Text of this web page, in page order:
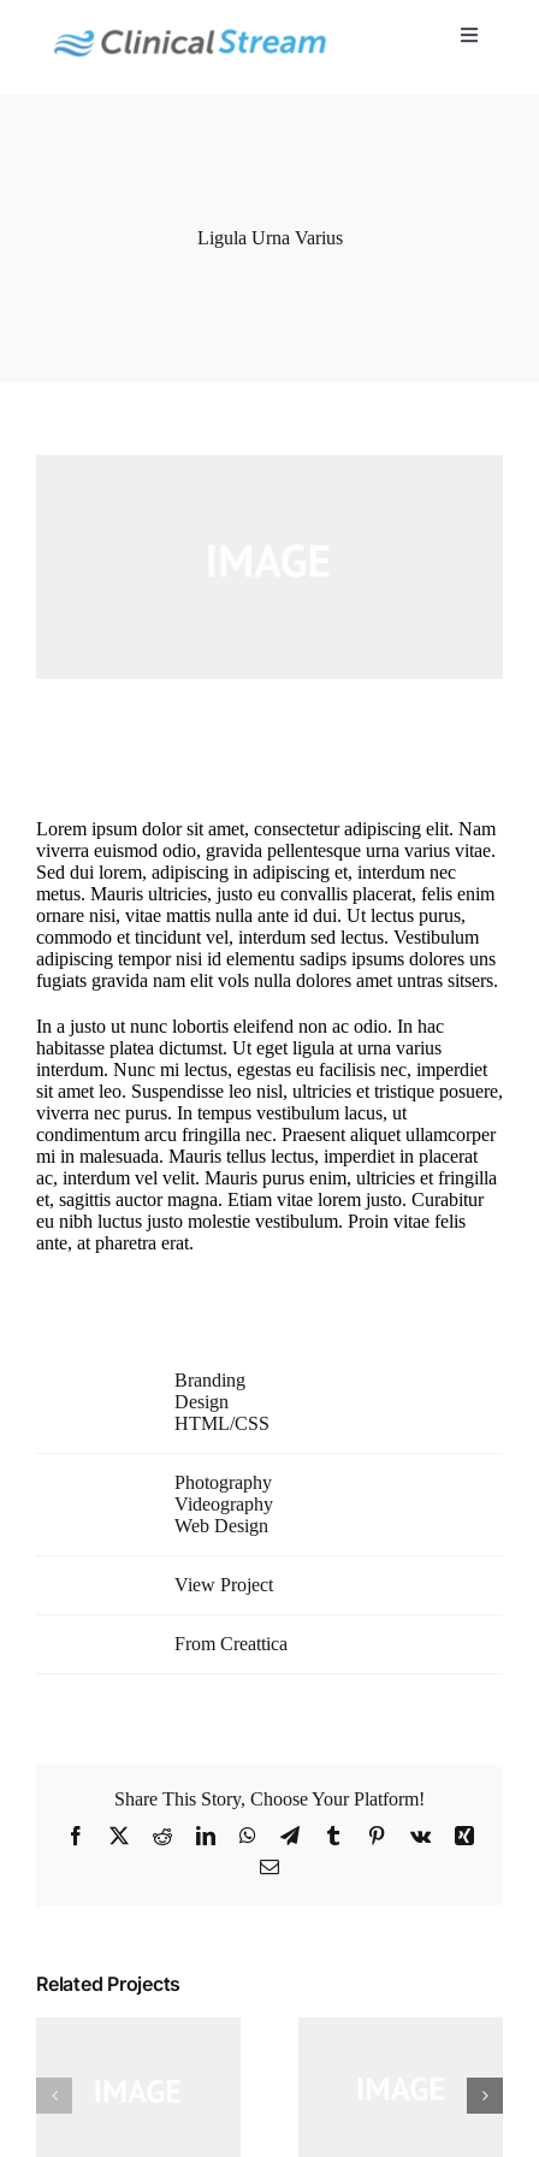
content
Toggle
Ligula Urna Varius
Lorem ipsum dolor sit amet, consectetur adipiscing elit. Nam
viverra euismod odio, gravida pellentesque urna varius vitae.
Sed dui lorem, adipiscing in adipiscing et, interdum nec
metus. Mauris ultricies, justo eu convallis placerat, felis enim
ornare nisi, vitae mattis nulla ante id dui. Ut lectus purus,
commodo et tincidunt vel, interdum sed lectus. Vestibulum
adipiscing tempor nisi id elementu sadips ipsums dolores uns
fugiats gravida nam elit vols nulla dolores amet untras sitsers.
In a justo ut nunc lobortis eleifend non ac odio. In hac
habitasse platea dictumst. Ut eget ligula at urna varius
interdum. Nunc mi lectus, egestas eu facilisis nec, imperdiet
sit amet leo. Suspendisse leo nisl, ultricies et tristique posuere,
viverra nec purus. In tempus vestibulum lacus, ut
condimentum arcu fringilla nec. Praesent aliquet ullamcorper
mi in malesuada. Mauris tellus lectus, imperdiet in placerat
ac, interdum vel velit. Mauris purus enim, ultricies et fringilla
et, sagittis auctor magna. Etiam vitae lorem justo. Curabitur
eu nibh luctus justo molestie vestibulum. Proin vitae felis
ante, at pharetra erat.
Branding
Design
HTML/CSS
Photography
Videography
Web Design
View Project
From Creattica
Share This Story, Choose Your Platform!
Facebook
X RedditLinkedInWhatsApp
TelegramTumblrPinterest
Vk
Xing
Email
Related Projects